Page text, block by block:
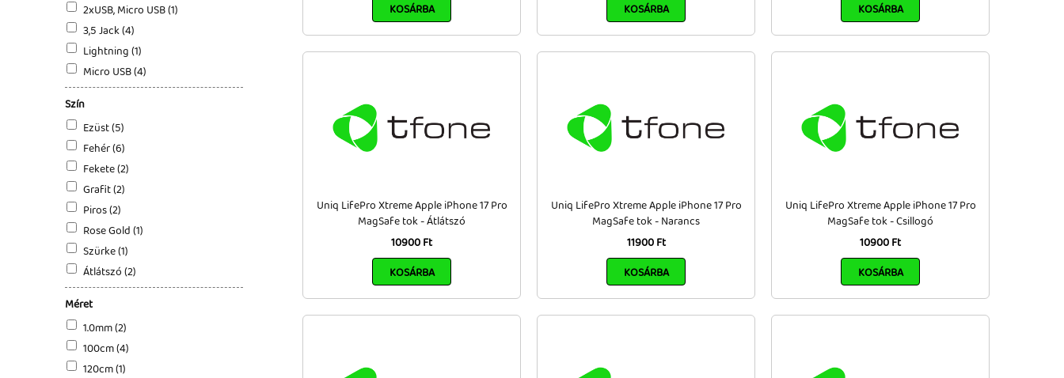
2xUSB, Micro USB (1)
3,5 Jack (4)
Lightning (1)
Micro USB (4)
Szín
Ezüst (5)
Fehér (6)
Fekete (2)
Grafit (2)
Piros (2)
Rose Gold (1)
Szürke (1)
Átlátszó (2)
Méret
1.0mm (2)
100cm (4)
120cm (1)
KOSÁRBA
KOSÁRBA
KOSÁRBA
Uniq LifePro Xtreme Apple iPhone 17 Pro
MagSafe tok - Átlátszó
10900 Ft
KOSÁRBA
Uniq LifePro Xtreme Apple iPhone 17 Pro
MagSafe tok - Narancs
11900 Ft
KOSÁRBA
Uniq LifePro Xtreme Apple iPhone 17 Pro
MagSafe tok - Csillogó
10900 Ft
KOSÁRBA